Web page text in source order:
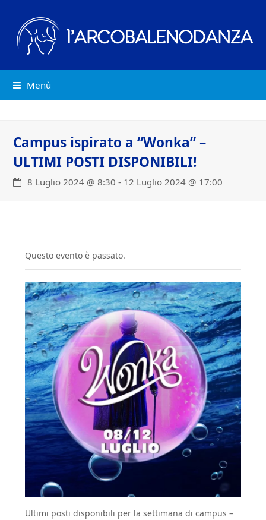
Menù
Campus ispirato a “Wonka” –
ULTIMI POSTI DISPONIBILI!
8 Luglio 2024 @ 8:30 - 12 Luglio 2024 @ 17:00
Questo evento è passato.
Ultimi posti disponibili per la settimana di campus –